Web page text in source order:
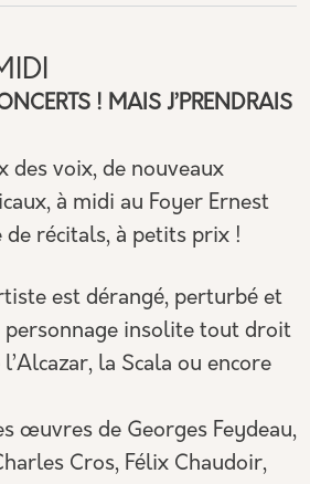
! MAIS J’PRENDRAIS
des voix, de nouveaux
à midi au Foyer Ernest
de récitals, à petits prix !
est dérangé, perturbé et
personnage insolite tout droit
la Scala ou encore
œuvres de Georges Feydeau,
Cros, Félix Chaudoir,